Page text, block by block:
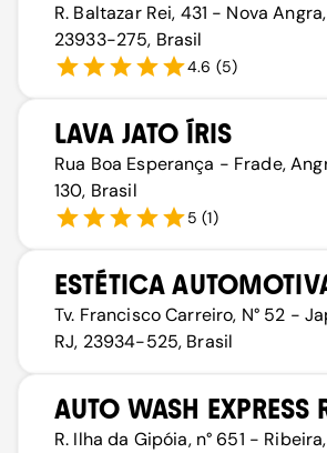
R. Baltazar Rei, 431 - Nova
23933-275, Brasil
4.6 (5)
LAVA JATO ÍRIS
Rua Boa Esperança - Frade,
130, Brasil
5 (1)
ESTÉTICA
Tv. Francisco Carreiro, N° 52 -
RJ, 23934-525, Brasil
AUTO WASH EXPRESS
R. Ilha da Gipóia, n° 651 -